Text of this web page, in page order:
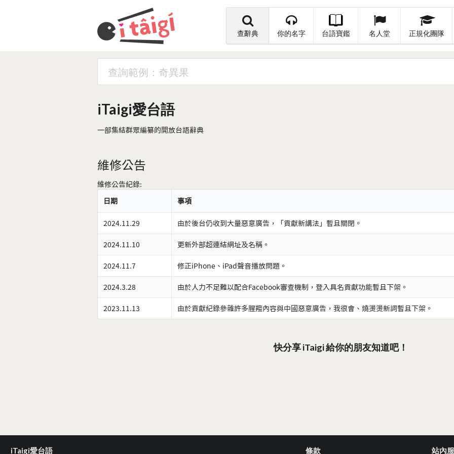
查辭典 你的名字 台語寶鑑 名人堂 正規化團隊
iTaigi愛台語
一部集結群眾編纂的開放台語辭典
維修公告
維修公告紀錄:
日期
事項
2024.11.29 由於後台仍收到大量惡意廣告，「貢獻新講法」暫且關閉。
2024.11.10 更新外部超連結網址及名稱。
2024.11.7 修正iPhone、iPad聲音播放問題。
2024.3.28 由於人力不足難以配合Facebook審查機制，登入具名貢獻功能暫且下架。
2023.11.13 由於貢獻紀錄參雜許多腥羶內容與中國惡意廣告，我很會、燒燙燙新詞暫且下架。
快分享 iTaigi 給你的朋友知道吧！
iTaigi愛台語 條款 站內